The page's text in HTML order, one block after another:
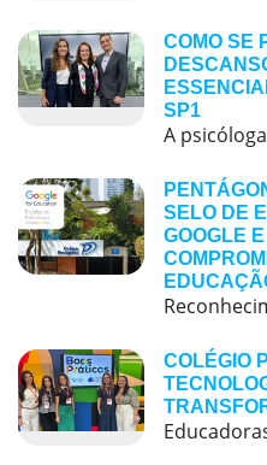
COMO SE
SP1
SELO DE
GOOGLE
COLÉGIO